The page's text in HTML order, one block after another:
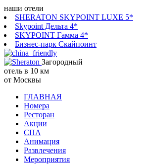
наши отели
SHERATON SKYPOINT LUXE 5*
Skypoint Дельта 4*
SKYPOINT Гамма 4*
Бизнес-парк Скайпоинт
Загородный
отель в 10 км
от Москвы
ГЛАВНАЯ
Номера
Ресторан
Акции
СПА
Анимация
Развлечения
Мероприятия